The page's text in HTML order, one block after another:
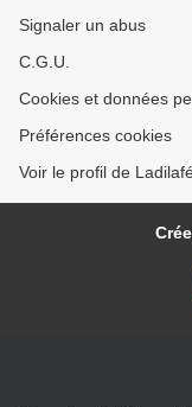
Signaler un abus
C.G.U.
Cookies et données
Préférences cookies
Voir le profil de